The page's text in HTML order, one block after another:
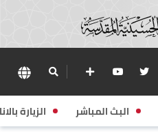
البث المباشر الزيارة